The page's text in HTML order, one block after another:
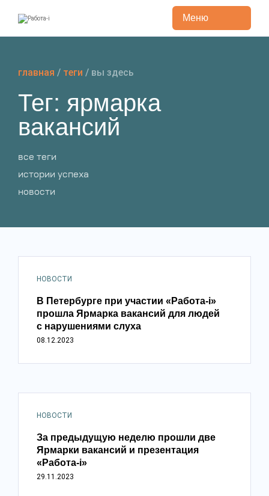
содержанию
Меню
главная / теги / вы здесь
Тег: ярмарка
вакансий
все теги
истории успеха
новости
НОВОСТИ
В Петербурге при участии «Работа-i»
прошла Ярмарка вакансий для людей
с нарушениями слуха
08.12.2023
НОВОСТИ
За предыдущую неделю прошли две
Ярмарки вакансий и презентация
«Работа-i»
29.11.2023